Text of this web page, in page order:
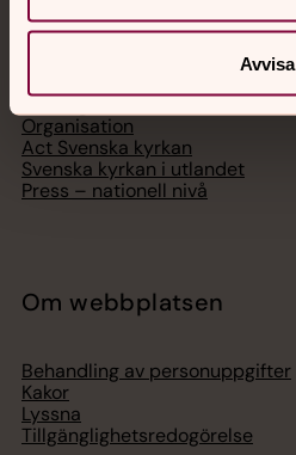
Avvisa
Hitta församling
Ge en gåva
Organisation
Act Svenska kyrkan
Svenska kyrkan i utlandet
Press – nationell nivå
Om webbplatsen
Behandling av personuppgifter
Kakor
Lyssna
Tillgänglighetsredogörelse